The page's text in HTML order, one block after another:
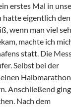
erstes Mal in
hatte eigentlich den
wenn man viel
machte ich
statt. Die
Selbst bei der
Halbmarathon
Anschließend
Nach dem